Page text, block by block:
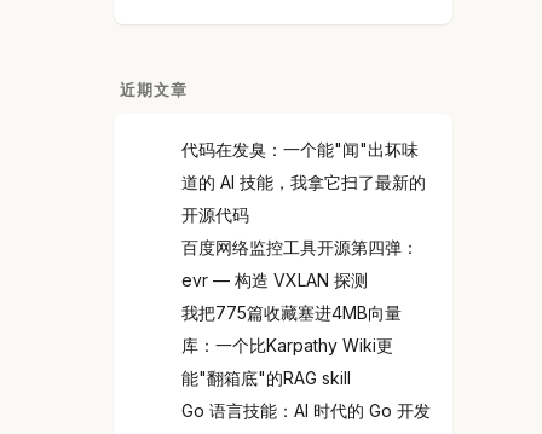
近期文章
代码在发臭：一个能"闻"出坏味
道的 AI 技能，我拿它扫了最新的
开源代码
百度网络监控工具开源第四弹：
evr — 构造 VXLAN 探测
我把775篇收藏塞进4MB向量
库：一个比Karpathy Wiki更
能"翻箱底"的RAG skill
Go 语言技能：AI 时代的 Go 开发